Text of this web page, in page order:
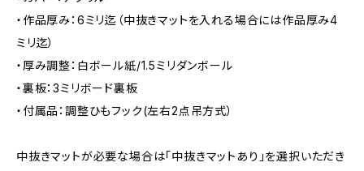
・作品厚み：6ミリ迄（中抜きマットを入れる場合には作品厚み4
ミリ迄）
・厚み調整：白ボール紙/1.5ミリダンボール
・裏板：3ミリボード裏板
・付属品：調整ひもフック(左右2点吊方式）
中抜きマットが必要な場合は「中抜きマットあり」を選択いただき